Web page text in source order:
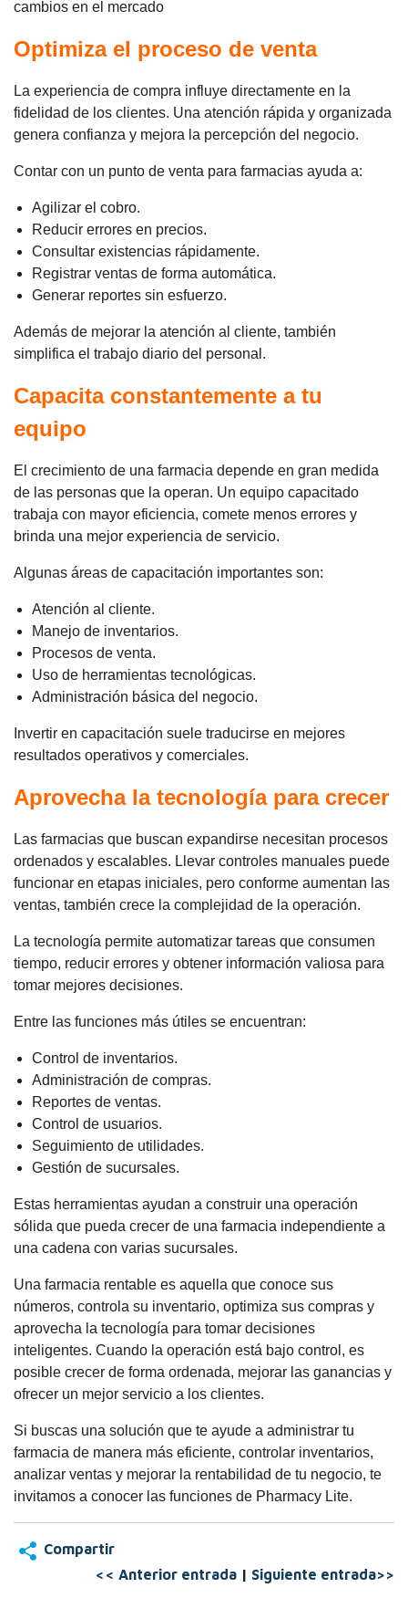
cambios en el mercado
Optimiza el proceso de venta
La experiencia de compra influye directamente en la
fidelidad de los clientes. Una atención rápida y organizada
genera confianza y mejora la percepción del negocio.
Contar con un punto de venta para farmacias ayuda a:
Agilizar el cobro.
Reducir errores en precios.
Consultar existencias rápidamente.
Registrar ventas de forma automática.
Generar reportes sin esfuerzo.
Además de mejorar la atención al cliente, también
simplifica el trabajo diario del personal.
Capacita constantemente a tu
equipo
El crecimiento de una farmacia depende en gran medida
de las personas que la operan. Un equipo capacitado
trabaja con mayor eficiencia, comete menos errores y
brinda una mejor experiencia de servicio.
Algunas áreas de capacitación importantes son:
Atención al cliente.
Manejo de inventarios.
Procesos de venta.
Uso de herramientas tecnológicas.
Administración básica del negocio.
Invertir en capacitación suele traducirse en mejores
resultados operativos y comerciales.
Aprovecha la tecnología para crecer
Las farmacias que buscan expandirse necesitan procesos
ordenados y escalables. Llevar controles manuales puede
funcionar en etapas iniciales, pero conforme aumentan las
ventas, también crece la complejidad de la operación.
La tecnología permite automatizar tareas que consumen
tiempo, reducir errores y obtener información valiosa para
tomar mejores decisiones.
Entre las funciones más útiles se encuentran:
Control de inventarios.
Administración de compras.
Reportes de ventas.
Control de usuarios.
Seguimiento de utilidades.
Gestión de sucursales.
Estas herramientas ayudan a construir una operación
sólida que pueda crecer de una farmacia independiente a
una cadena con varias sucursales.
Una farmacia rentable es aquella que conoce sus
números, controla su inventario, optimiza sus compras y
aprovecha la tecnología para tomar decisiones
inteligentes. Cuando la operación está bajo control, es
posible crecer de forma ordenada, mejorar las ganancias y
ofrecer un mejor servicio a los clientes.
Si buscas una solución que te ayude a administrar tu
farmacia de manera más eficiente, controlar inventarios,
analizar ventas y mejorar la rentabilidad de tu negocio, te
invitamos a conocer las funciones de Pharmacy Lite.
Compartir
<< Anterior entrada | Siguiente entrada>>